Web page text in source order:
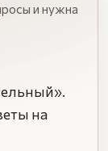
и нужна
на